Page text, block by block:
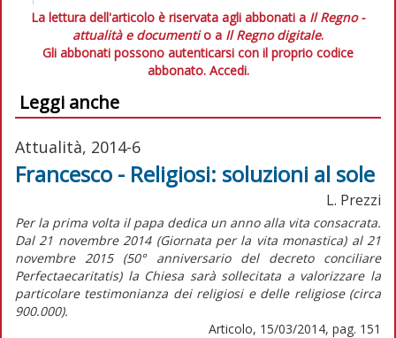
La lettura dell'articolo è riservata agli abbonati a Il Regno -
attualità e documentio a Il Regno digitale.
Gli abbonati possono autenticarsi con il proprio codice
abbonato. Accedi.
Leggi anche
Attualità, 2014-6
Francesco - Religiosi: soluzioni al sole
L. Prezzi
Per la prima volta il papa dedica un anno alla vita consacrata.
Dal 21 novembre 2014 (Giornata per la vita monastica) al 21
novembre 2015 (50° anniversario del decreto conciliare
Perfectaecaritatis) la Chiesa sarà sollecitata a valorizzare la
particolare testimonianza dei religiosi e delle religiose (circa
900.000).
Articolo, 15/03/2014, pag. 151